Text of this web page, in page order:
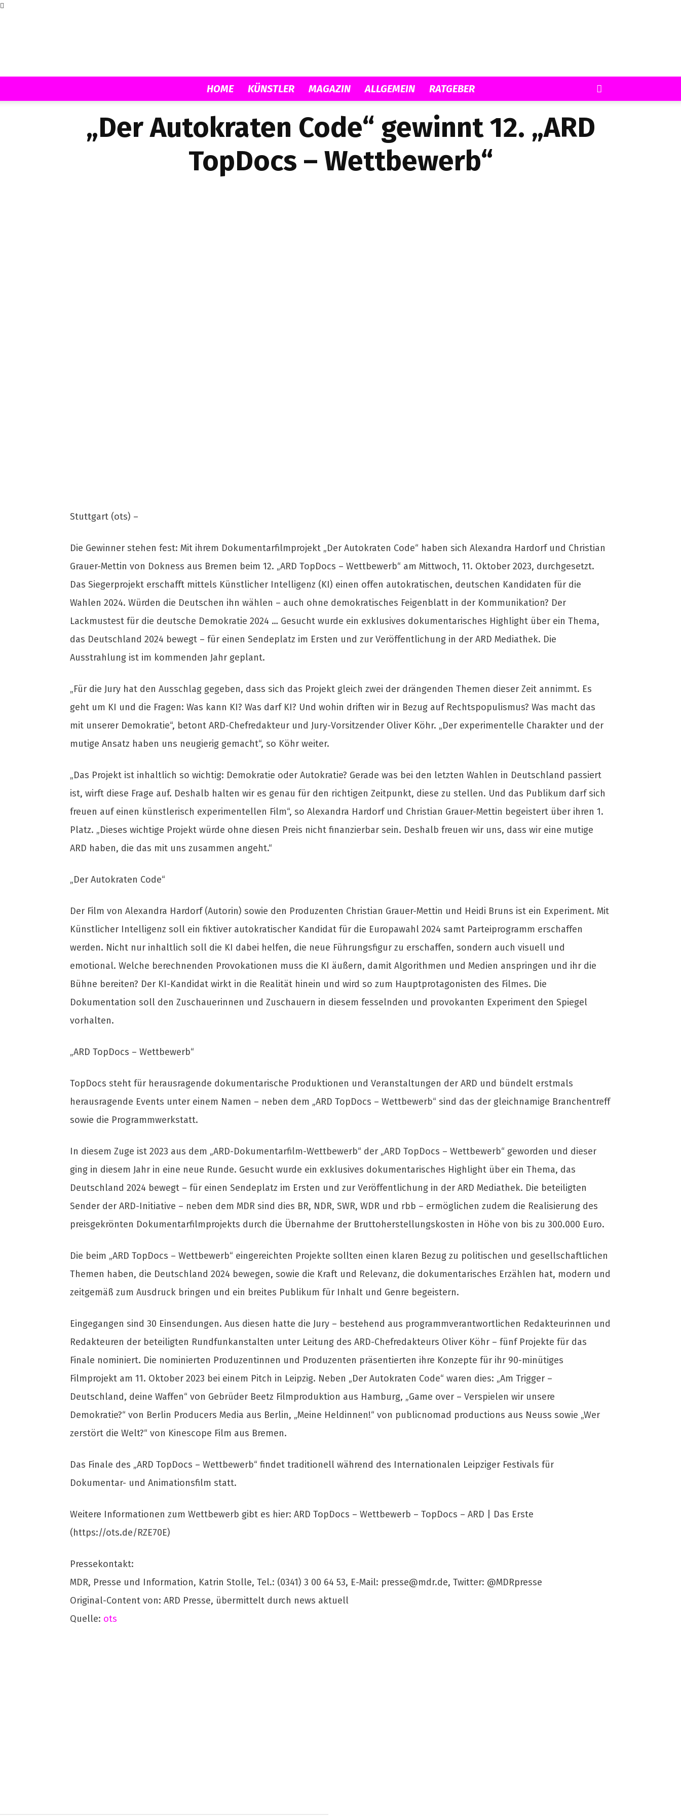
Musicload
HOME KÜNSTLER MAGAZIN ALLGEMEIN RATGEBER
„Der Autokraten Code“ gewinnt 12. „ARD
TopDocs – Wettbewerb“
Stuttgart (ots) –
Die Gewinner stehen fest: Mit ihrem Dokumentarfilmprojekt „Der Autokraten Code“ haben sich Alexandra Hardorf und Christian
Grauer-Mettin von Dokness aus Bremen beim 12. „ARD TopDocs – Wettbewerb“ am Mittwoch, 11. Oktober 2023, durchgesetzt.
Das Siegerprojekt erschafft mittels Künstlicher Intelligenz (KI) einen offen autokratischen, deutschen Kandidaten für die
Wahlen 2024. Würden die Deutschen ihn wählen – auch ohne demokratisches Feigenblatt in der Kommunikation? Der
Lackmustest für die deutsche Demokratie 2024 … Gesucht wurde ein exklusives dokumentarisches Highlight über ein Thema,
das Deutschland 2024 bewegt – für einen Sendeplatz im Ersten und zur Veröffentlichung in der ARD Mediathek. Die
Ausstrahlung ist im kommenden Jahr geplant.
„Für die Jury hat den Ausschlag gegeben, dass sich das Projekt gleich zwei der drängenden Themen dieser Zeit annimmt. Es
geht um KI und die Fragen: Was kann KI? Was darf KI? Und wohin driften wir in Bezug auf Rechtspopulismus? Was macht das
mit unserer Demokratie“, betont ARD-Chefredakteur und Jury-Vorsitzender Oliver Köhr. „Der experimentelle Charakter und der
mutige Ansatz haben uns neugierig gemacht“, so Köhr weiter.
„Das Projekt ist inhaltlich so wichtig: Demokratie oder Autokratie? Gerade was bei den letzten Wahlen in Deutschland passiert
ist, wirft diese Frage auf. Deshalb halten wir es genau für den richtigen Zeitpunkt, diese zu stellen. Und das Publikum darf sich
freuen auf einen künstlerisch experimentellen Film“, so Alexandra Hardorf und Christian Grauer-Mettin begeistert über ihren 1.
Platz. „Dieses wichtige Projekt würde ohne diesen Preis nicht finanzierbar sein. Deshalb freuen wir uns, dass wir eine mutige
ARD haben, die das mit uns zusammen angeht.“
„Der Autokraten Code“
Der Film von Alexandra Hardorf (Autorin) sowie den Produzenten Christian Grauer-Mettin und Heidi Bruns ist ein Experiment. Mit
Künstlicher Intelligenz soll ein fiktiver autokratischer Kandidat für die Europawahl 2024 samt Parteiprogramm erschaffen
werden. Nicht nur inhaltlich soll die KI dabei helfen, die neue Führungsfigur zu erschaffen, sondern auch visuell und
emotional. Welche berechnenden Provokationen muss die KI äußern, damit Algorithmen und Medien anspringen und ihr die
Bühne bereiten? Der KI-Kandidat wirkt in die Realität hinein und wird so zum Hauptprotagonisten des Filmes. Die
Dokumentation soll den Zuschauerinnen und Zuschauern in diesem fesselnden und provokanten Experiment den Spiegel
vorhalten.
„ARD TopDocs – Wettbewerb“
TopDocs steht für herausragende dokumentarische Produktionen und Veranstaltungen der ARD und bündelt erstmals
herausragende Events unter einem Namen – neben dem „ARD TopDocs – Wettbewerb“ sind das der gleichnamige Branchentreff
sowie die Programmwerkstatt.
In diesem Zuge ist 2023 aus dem „ARD-Dokumentarfilm-Wettbewerb“ der „ARD TopDocs – Wettbewerb“ geworden und dieser
ging in diesem Jahr in eine neue Runde. Gesucht wurde ein exklusives dokumentarisches Highlight über ein Thema, das
Deutschland 2024 bewegt – für einen Sendeplatz im Ersten und zur Veröffentlichung in der ARD Mediathek. Die beteiligten
Sender der ARD-Initiative – neben dem MDR sind dies BR, NDR, SWR, WDR und rbb – ermöglichen zudem die Realisierung des
preisgekrönten Dokumentarfilmprojekts durch die Übernahme der Bruttoherstellungskosten in Höhe von bis zu 300.000 Euro.
Die beim „ARD TopDocs – Wettbewerb“ eingereichten Projekte sollten einen klaren Bezug zu politischen und gesellschaftlichen
Themen haben, die Deutschland 2024 bewegen, sowie die Kraft und Relevanz, die dokumentarisches Erzählen hat, modern und
zeitgemäß zum Ausdruck bringen und ein breites Publikum für Inhalt und Genre begeistern.
Eingegangen sind 30 Einsendungen. Aus diesen hatte die Jury – bestehend aus programmverantwortlichen Redakteurinnen und
Redakteuren der beteiligten Rundfunkanstalten unter Leitung des ARD-Chefredakteurs Oliver Köhr – fünf Projekte für das
Finale nominiert. Die nominierten Produzentinnen und Produzenten präsentierten ihre Konzepte für ihr 90-minütiges
Filmprojekt am 11. Oktober 2023 bei einem Pitch in Leipzig. Neben „Der Autokraten Code“ waren dies: „Am Trigger –
Deutschland, deine Waffen“ von Gebrüder Beetz Filmproduktion aus Hamburg, „Game over – Verspielen wir unsere
Demokratie?“ von Berlin Producers Media aus Berlin, „Meine Heldinnen!“ von publicnomad productions aus Neuss sowie „Wer
zerstört die Welt?“ von Kinescope Film aus Bremen.
Das Finale des „ARD TopDocs – Wettbewerb“ findet traditionell während des Internationalen Leipziger Festivals für
Dokumentar- und Animationsfilm statt.
Weitere Informationen zum Wettbewerb gibt es hier: ARD TopDocs – Wettbewerb – TopDocs – ARD | Das Erste
(https://ots.de/RZE70E)
Pressekontakt:
MDR, Presse und Information, Katrin Stolle, Tel.: (0341) 3 00 64 53, E-Mail: presse@mdr.de, Twitter: @MDRpresse
Original-Content von: ARD Presse, übermittelt durch news aktuell
Quelle: ots